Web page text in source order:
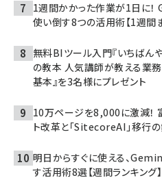
1週間かかった作業が1日に
使い倒す8つの活用術【1週間
無料BIツール入門『いちばん
の教本 人気講師が教える業
基本』を3名様にプレゼント
10万ページを8,000に激減！
ト改革と「SitecoreAI」移行
明日からすぐに使える、
す活用術8選【週間ランキング】